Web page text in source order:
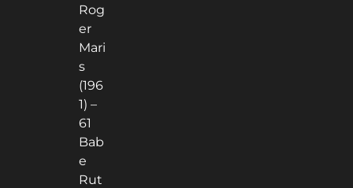
Rog
er
Mari
s
(196
1) –
61
Bab
e
Rut